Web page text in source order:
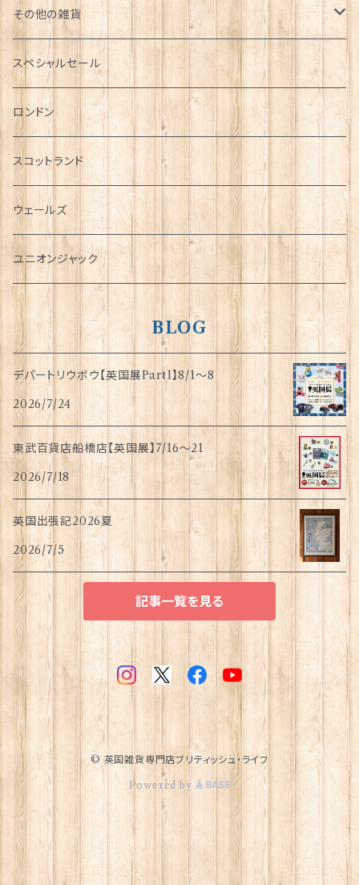
その他の雑貨
ミニカー
チャーム
犬グッズ
傘
指貫(シンブル)
スペシャルセール
ロンドン
スコットランド
ウェールズ
ユニオンジャック
BLOG
デパートリウボウ【英国展Part1】8/1〜8
2026/7/24
東武百貨店船橋店【英国展】7/16～21
2026/7/18
英国出張記2026夏
2026/7/5
記事一覧を見る
© 英国雑貨専門店ブリティッシュ・ライフ
Powered by